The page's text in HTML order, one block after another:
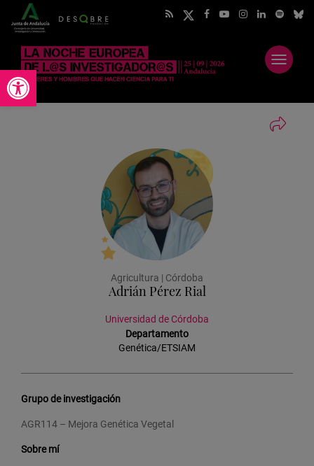
Abrir barra de herramientas
Abrir
menú
Agricultura | Córdoba
Adrián Pérez Rial
Universidad de Córdoba
Departamento
Genética/ETSIAM
Grupo de investigación
AGR114 – Mejora Genética Vegetal
Sobre mí